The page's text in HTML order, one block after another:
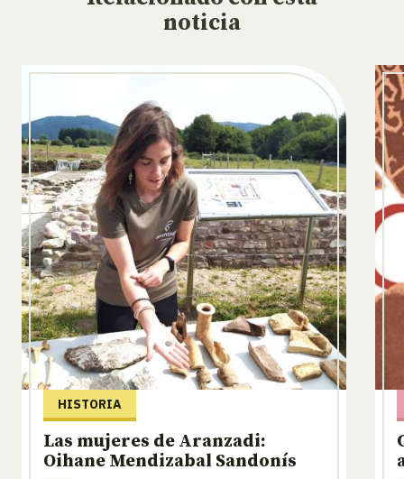
noticia
HISTORIA
Las mujeres de Aranzadi:
Oihane Mendizabal Sandonís